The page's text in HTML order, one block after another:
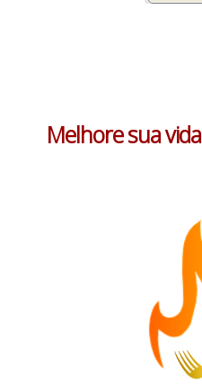
Melhore sua vida